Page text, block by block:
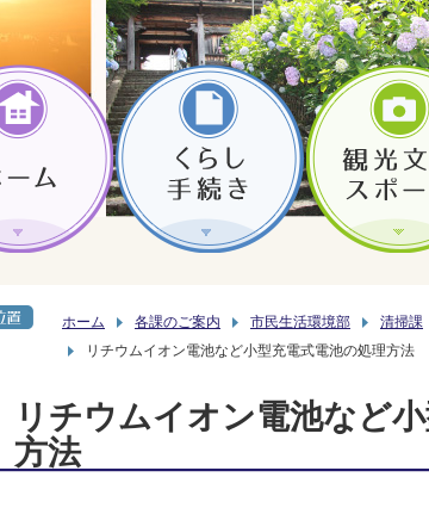
ホーム 各課のご案内 市民生活環境部 清掃課
リチウムイオン電池など小型充電式電池の処理方法
リチウムイオン電池など
方法